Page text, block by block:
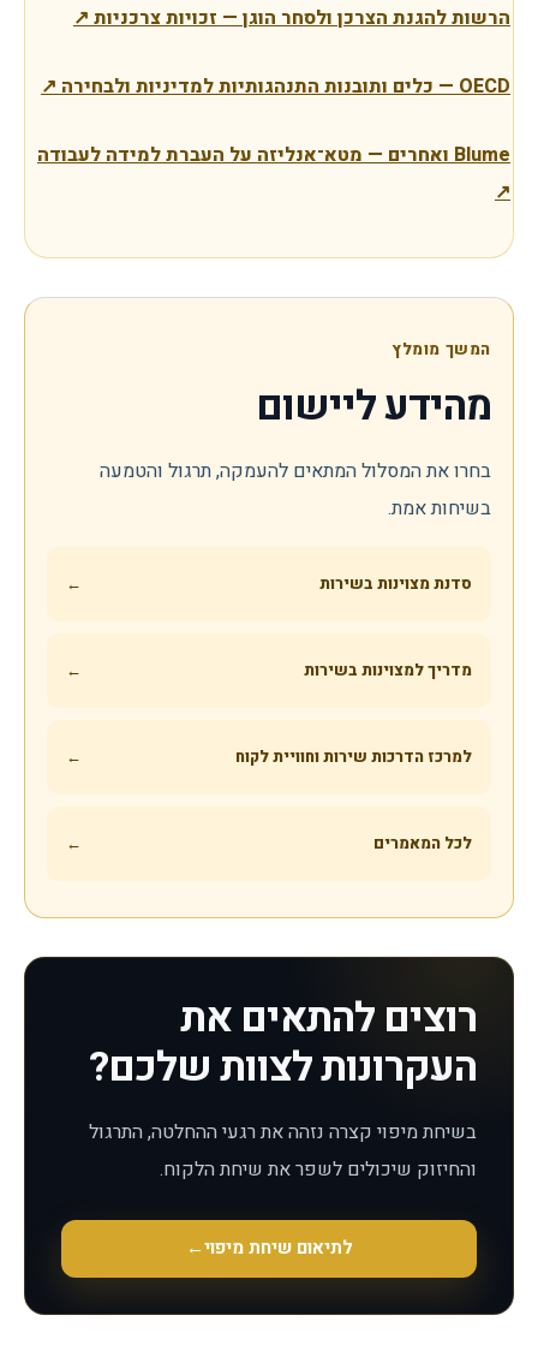
הרשות להגנת הצרכן ולסחר הוגן — זכויות צרכניות↗
OECD — כלים ותובנות התנהגותיות למדיניות ולבחירה ↗
Blume ואחרים — מטא־אנליזה על העברת למידה לעבודה
↗
המשך מומלץ
מהידע ליישום
בחרו את המסלול המתאים להעמקה, תרגול והטמעה
בשיחות אמת.
סדנת מצוינות בשירות ←
מדריך למצוינות בשירות ←
למרכז הדרכות שירות וחוויית לקוח ←
לכל המאמרים ←
רוצים להתאים את
העקרונות לצוות שלכם?
בשיחת מיפוי קצרה נזהה את רגעי ההחלטה, התרגול
והחיזוק שיכולים לשפר את שיחת הלקוח.
לתיאום שיחת מיפוי←